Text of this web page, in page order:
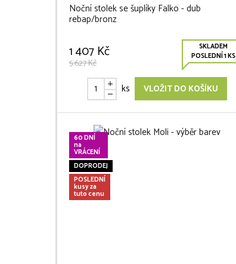
Noční stolek se šuplíky Falko - dub
rebap/bronz
1 407 Kč
5 627 Kč
SKLADEM
POSLEDNÍ 1 KS
ks VLOŽIT DO KOŠÍKU
60 DNÍ
na
VRÁCENÍ
DOPRODEJ
POSLEDNÍ
kusy za
tuto cenu